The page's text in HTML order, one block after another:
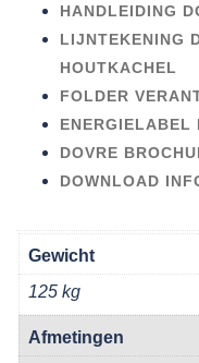
HANDLEIDING
LIJNTEKENING
HOUTKACHEL
FOLDER
ENERGIELABEL
DOVRE
DOWNLOAD
Gewicht
125 kg
Afmetingen